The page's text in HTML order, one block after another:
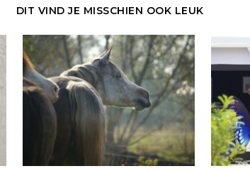
DIT VIND JE MISSCHIEN OOK LEUK